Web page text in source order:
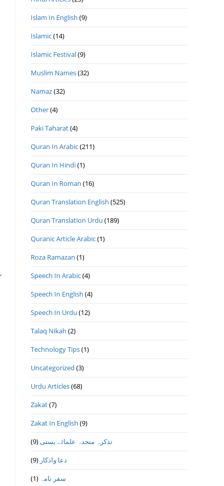
Islam In English (9)
Islamic(14)
Islamic Festival(9)
Muslim Names(32)
Namaz(32)
Other(4)
Paki Taharat(4)
Quran In Arabic(211)
Quran In Hindi(1)
Quran In Roman (16)
Quran Translation English (525)
Quran Translation Urdu (189)
Quranic Article Arabic(1)
Roza Ramazan (1)
Speech In Arabic(4)
Speech In English (4)
Speech In Urdu (12)
Talaq Nikah (2)
Technology Tips(1)
Uncategorized (3)
Urdu Articles(68)
Zakat(7)
Zakat In English (9)
تذكرہ متحدہ علمائے بستى(9)
دعا واذكار (9)
سفر نامہ (1)